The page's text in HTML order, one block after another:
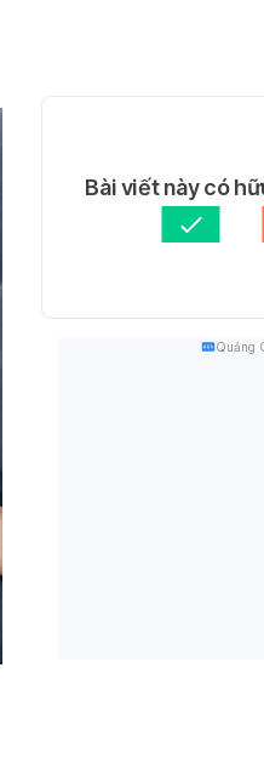
Bài viết này có
Quảng